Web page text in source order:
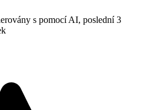
s pomocí AI, poslední 3